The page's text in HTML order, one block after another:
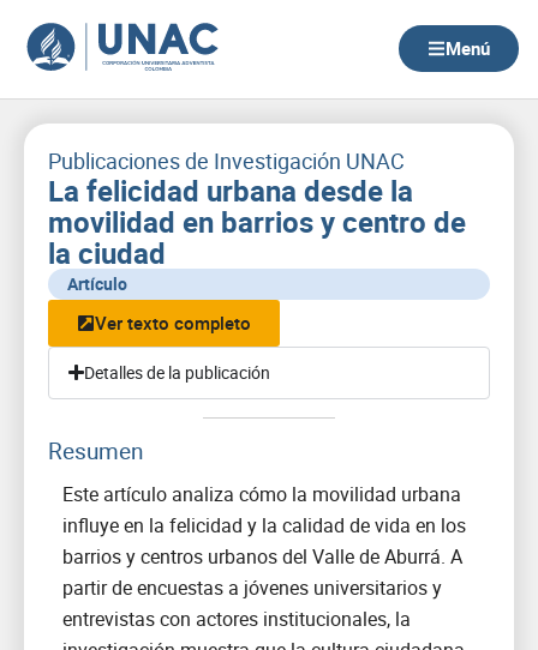
contenido
Menú
Publicaciones de Investigación UNAC
La felicidad urbana desde la
movilidad en barrios y centro de
la ciudad
Artículo
Ver texto completo
Detalles de la publicación
Resumen
Este artículo analiza cómo la movilidad urbana
influye en la felicidad y la calidad de vida en los
barrios y centros urbanos del Valle de Aburrá. A
partir de encuestas a jóvenes universitarios y
entrevistas con actores institucionales, la